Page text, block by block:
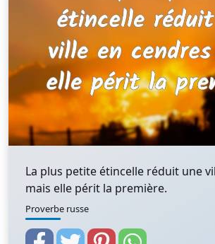
La plus petite étincelle réduit une
mais elle périt la première.
Proverbe russe